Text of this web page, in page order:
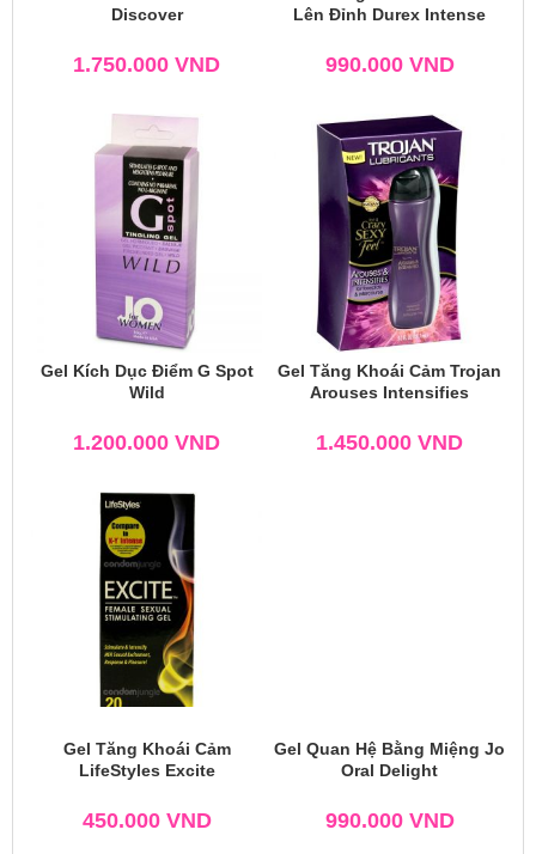
Discover
1.750.000 VND
Lên Đỉnh Durex Intense
990.000 VND
Gel Kích Dục Điểm G Spot
Wild
1.200.000 VND
Gel Tăng Khoái Cảm Trojan
Arouses Intensifies
1.450.000 VND
Gel Tăng Khoái Cảm
LifeStyles Excite
450.000 VND
Gel Quan Hệ Bằng Miệng Jo
Oral Delight
990.000 VND